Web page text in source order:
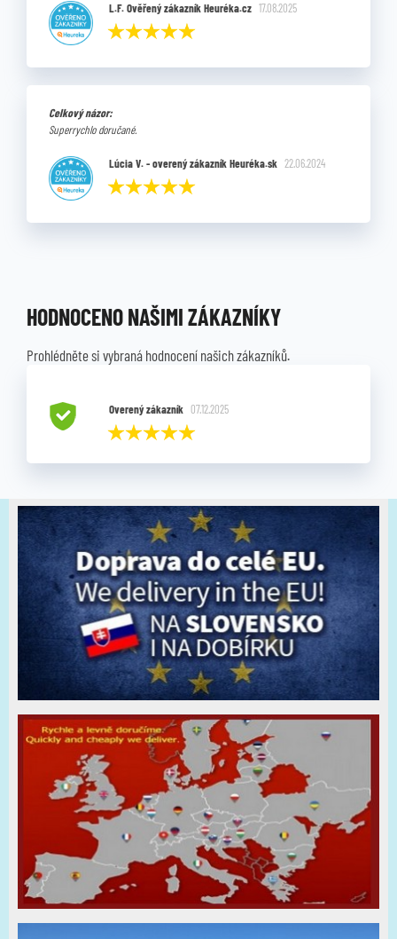
L.F. Ověřený zákazník Heuréka.cz 17.08.2025
Celkový názor:
Superrychlo doručané.
Lúcia V. - overený zákazník Heuréka.sk 22.06.2024
HODNOCENO NAŠIMI ZÁKAZNÍKY
Prohlédněte si vybraná hodnocení našich zákazníků.
Overený zákazník 07.12.2025